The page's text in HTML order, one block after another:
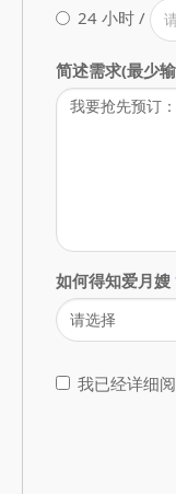
24 小时 /
简述需求(最少
如何得知爱月嫂
我已经详细